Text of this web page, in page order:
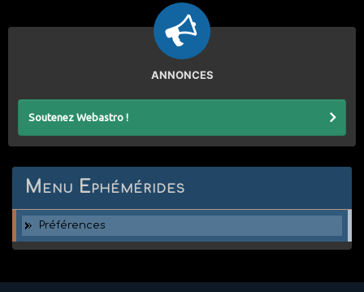
ANNONCES
Soutenez Webastro !
Menu Ephémérides
Préférences